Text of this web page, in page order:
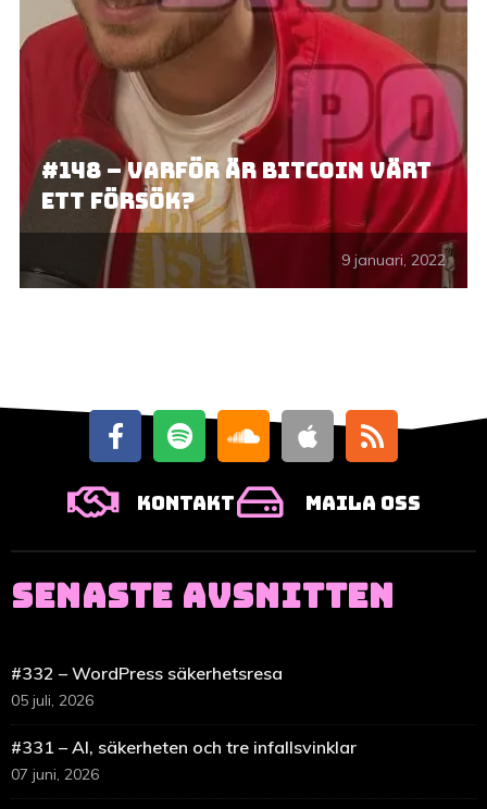
#148 – Varför är Bitcoin värt
ett försök?
9 januari, 2022
Kontakt Maila oss
SENASTE AVSNITTEN
#332 – WordPress säkerhetsresa
05 juli, 2026
#331 – AI, säkerheten och tre infallsvinklar
07 juni, 2026